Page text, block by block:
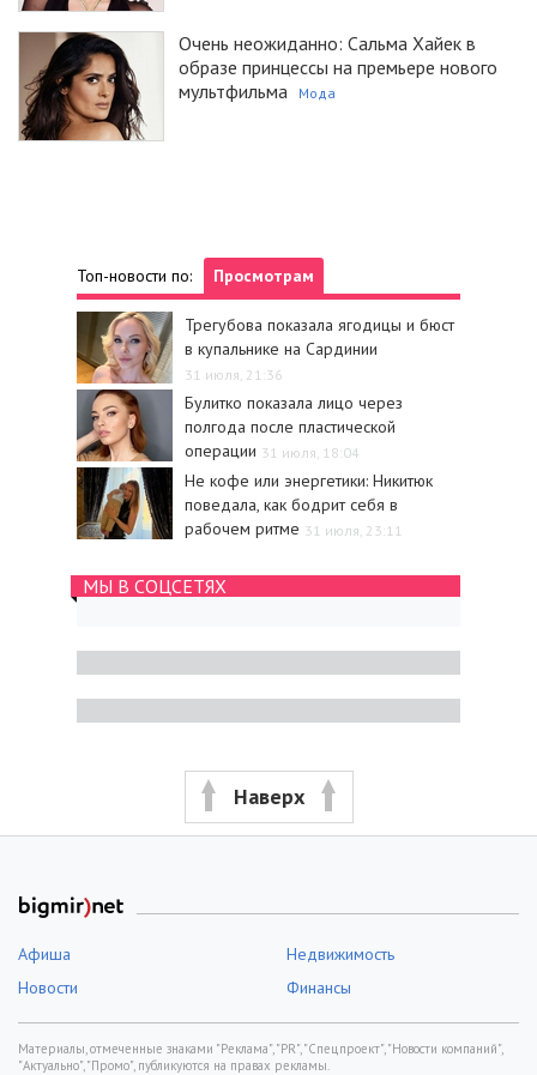
Очень неожиданно: Сальма Хайек в
образе принцессы на премьере нового
мультфильма
Мода
Топ-новости по: Просмотрам
Трегубова показала ягодицы и бюст
в купальнике на Сардинии
31 июля, 21:36
Булитко показала лицо через
полгода после пластической
операции 31 июля, 18:04
Не кофе или энергетики: Никитюк
поведала, как бодрит себя в
рабочем ритме 31 июля, 23:11
МЫ В СОЦСЕТЯХ
Наверх
Афиша
Недвижимость
Новости
Финансы
Материалы, отмеченные знаками "Реклама", "PR", "Спецпроект", "Новости компаний",
"Актуально", "Промо", публикуются на правах рекламы.